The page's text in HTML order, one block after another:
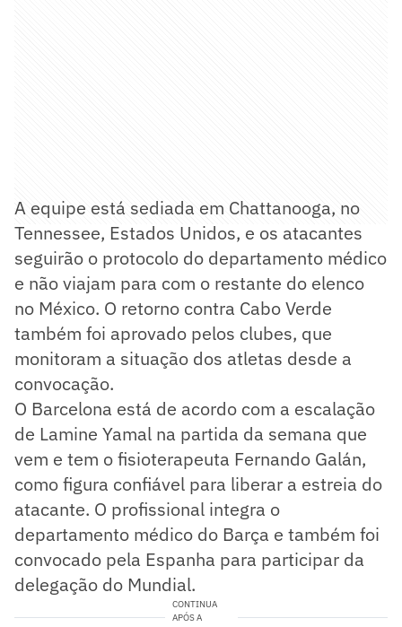
A equipe está sediada em Chattanooga, no
Tennessee, Estados Unidos, e os atacantes
seguirão o protocolo do departamento médico
e não viajam para com o restante do elenco
no México. O retorno contra Cabo Verde
também foi aprovado pelos clubes, que
monitoram a situação dos atletas desde a
convocação.
O Barcelona está de acordo com a escalação
de Lamine Yamal na partida da semana que
vem e tem o fisioterapeuta Fernando Galán,
como figura confiável para liberar a estreia do
atacante. O profissional integra o
departamento médico do Barça e também foi
convocado pela Espanha para participar da
delegação do Mundial.
CONTINUA
APÓS A